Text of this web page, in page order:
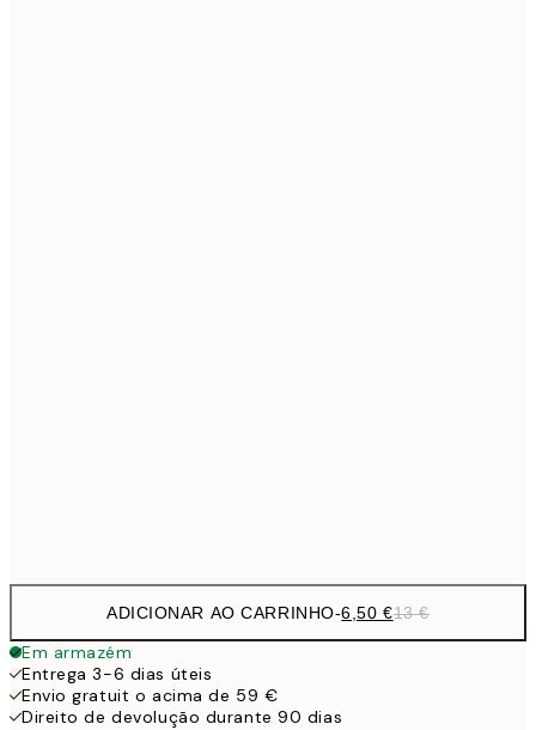
ADICIONAR AO CARRINHO-6,50 €13 €
Em armazém
Entrega 3-6 dias úteis
Envio gratuit o acima de 59 €
Direito de devolução durante 90 dias